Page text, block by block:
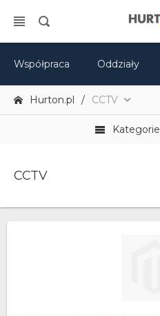
Współpraca Oddziały
Hurton.pl CCTV
Kategorie
CCTV